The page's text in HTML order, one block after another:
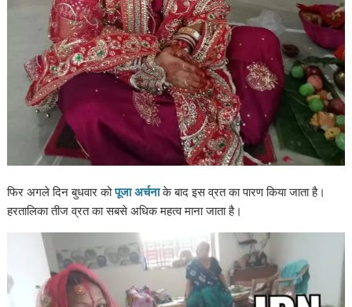
फिर अगले दिन बुधवार कोपूजा अर्चनाके बाद इस व्रत का पारण किया जाता है।
हरतालिका तीज व्रत का सबसे अधिक महत्व माना जाता है।